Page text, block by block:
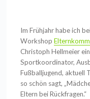
Im Frühjahr habe ich
Workshop
Christoph Hellmeier
Sportkoordinator,
Fußballjugend, aktuell
so schön sagt,
Eltern bei Rückfragen.“